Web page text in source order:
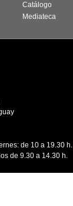
Catálogo
Mediateca
de 10 a 19.30 h.
de 9.30 a 14.30 h.